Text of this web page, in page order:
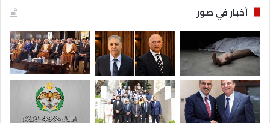
أخبار في صور